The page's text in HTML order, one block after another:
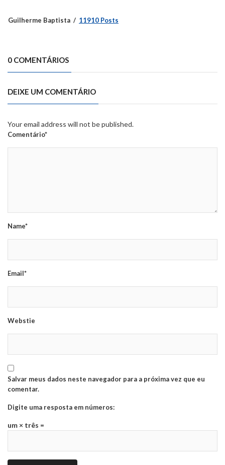
Guilherme Baptista 11910 Posts
0 COMENTÁRIOS
DEIXE UM COMENTÁRIO
Your email address will not be published.
Comentário*
Name*
Email*
Webstie
Salvar meus dados neste navegador para a próxima vez que eu
comentar.
Digite uma resposta em números:
um × três =